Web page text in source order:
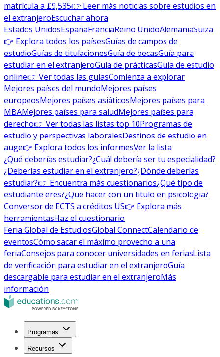
matrícula a £9,535👉 Leer más noticias sobre estudios en
el extranjeroEscuchar ahora
Estados UnidosEspañaFranciaReino UnidoAlemaniaSuiza
👉 Explora todos los paísesGuías de campos de
estudioGuías de titulacionesGuía de becasGuía para
estudiar en el extranjeroGuía de prácticasGuía de estudio
online👉 Ver todas las guíasComienza a explorar
Mejores países del mundoMejores países
europeosMejores países asiáticosMejores países para
MBAMejores países para saludMejores países para
derecho👉 Ver todas las listas top 10Programas de
estudio y perspectivas laboralesDestinos de estudio en
auge👉 Explora todos los informesVer la lista
¿Qué deberías estudiar?¿Cuál debería ser tu especialidad?
¿Deberías estudiar en el extranjero?¿Dónde deberías
estudiar?👉 Encuentra más cuestionarios¿Qué tipo de
estudiante eres?¿Qué hacer con un título en psicología?
Conversor de ECTS a créditos US👉 Explora más
herramientasHaz el cuestionario
Feria Global de EstudiosGlobal ConnectCalendario de
eventosCómo sacar el máximo provecho a una
feriaConsejos para conocer universidades en feriasLista
de verificación para estudiar en el extranjeroGuía
descargable para estudiar en el extranjeroMás
información
Programas
Recursos